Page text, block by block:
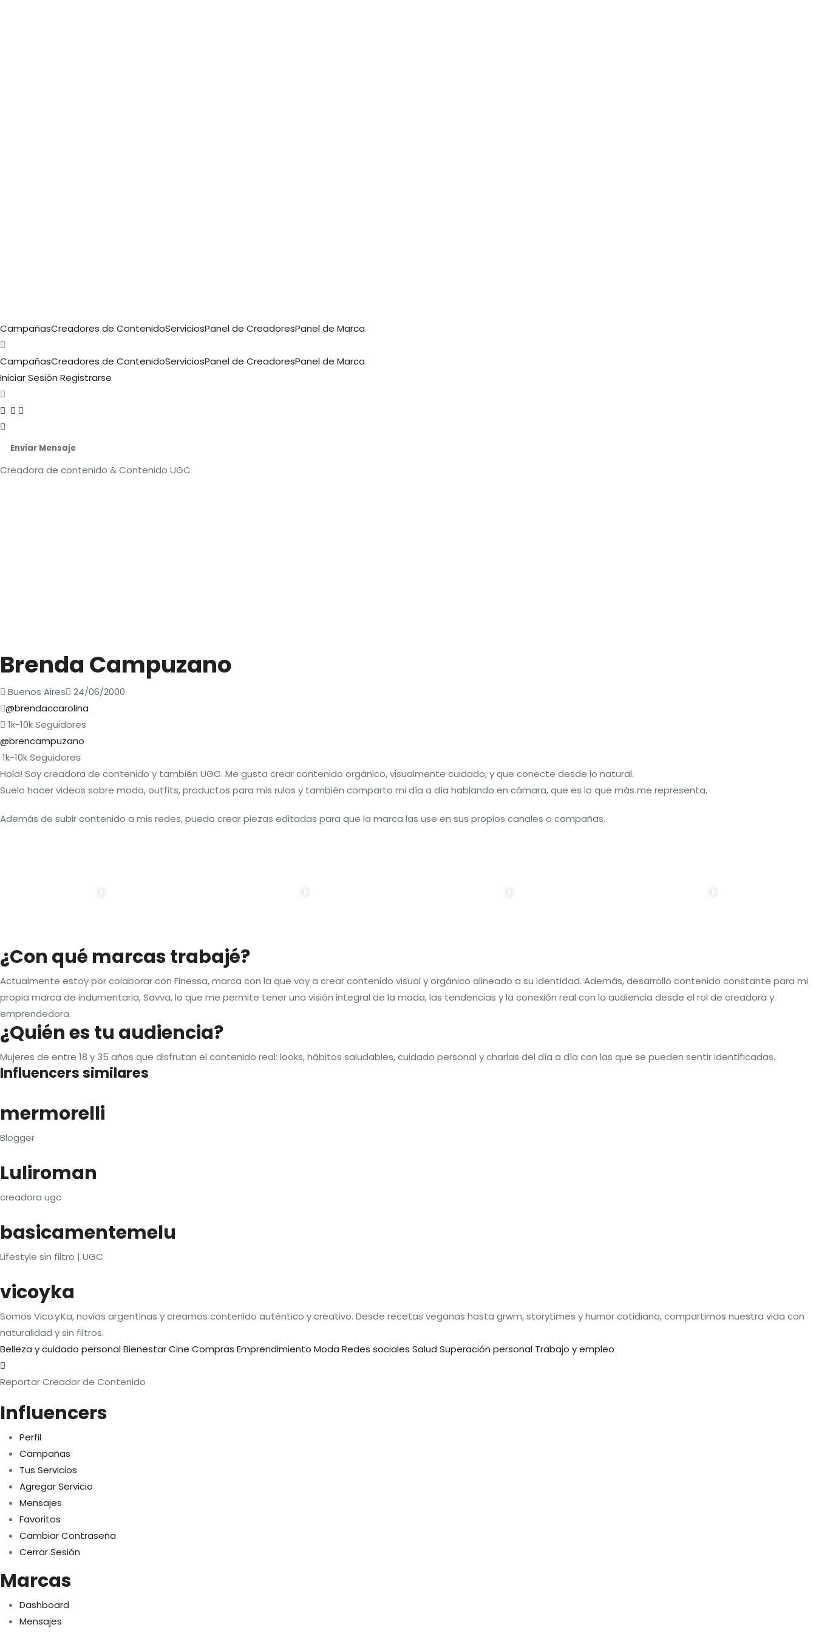
CampañasCreadores de ContenidoServiciosPanel de CreadoresPanel de Marca
CampañasCreadores de ContenidoServiciosPanel de CreadoresPanel de Marca
Iniciar Sesión Registrarse
Enviar Mensaje
Creadora de contenido & Contenido UGC
Brenda Campuzano
Buenos Aires
24/06/2000
@brendaccarolina
1k-10kSeguidores
@brencampuzano
1k-10kSeguidores
Hola! Soy creadora de contenido y también UGC. Me gusta crear contenido orgánico, visualmente cuidado, y que conecte desde lo natural.
Suelo hacer videos sobre moda, outfits, productos para mis rulos y también comparto mi día a día hablando en cámara, que es lo que más me representa.
Además de subir contenido a mis redes, puedo crear piezas editadas para que la marca las use en sus propios canales o campañas.
¿Con qué marcas trabajé?
Actualmente estoy por colaborar con Finessa, marca con la que voy a crear contenido visual y orgánico alineado a su identidad. Además, desarrollo contenido constante para mi
propia marca de indumentaria, Savva, lo que me permite tener una visión integral de la moda, las tendencias y la conexión real con la audiencia desde el rol de creadora y
emprendedora.
¿Quién es tu audiencia?
Mujeres de entre 18 y 35 años que disfrutan el contenido real: looks, hábitos saludables, cuidado personal y charlas del día a día con las que se pueden sentir identificadas.
Influencers similares
mermorelli
Blogger
Luliroman
creadora ugc
basicamentemelu
Lifestyle sin filtro | UGC
vicoyka
Somos Vico y Ka, novias argentinas y creamos contenido auténtico y creativo. Desde recetas veganas hasta grwm, storytimes y humor cotidiano, compartimos nuestra vida con
naturalidad y sin filtros.
Belleza y cuidado personalBienestarCine Compras Emprendimiento Moda Redes sociales Salud Superación personal Trabajo y empleo
Reportar Creador de Contenido
Influencers
Perfil
Campañas
Tus Servicios
Agregar Servicio
Mensajes
Favoritos
Cambiar Contraseña
Cerrar Sesión
Marcas
Dashboard
Mensajes